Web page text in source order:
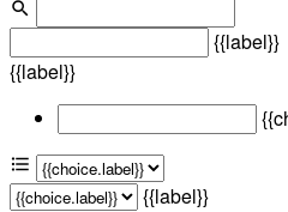
{{label}}
{{label}}
{{label}}